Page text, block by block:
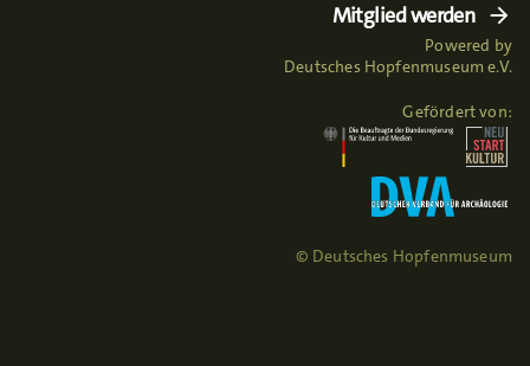
Mitglied werden
Powered by
Deutsches Hopfenmuseum e.V.
Gefördert von:
© Deutsches Hopfenmuseum